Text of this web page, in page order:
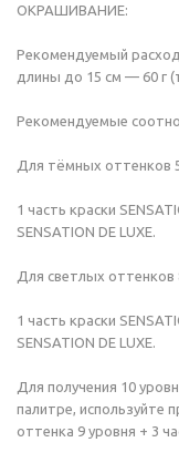
ОКРАШИВАНИЕ:
Рекомендуемый
длины до 15 см — 60 г
Рекомендуемые
Для тёмных оттенков
1 часть краски
SENSATION DE LUXE.
Для светлых оттенков
1 часть краски
SENSATION DE LUXE.
Для получения 10
палитре, используйте
оттенка 9 уровня + 3